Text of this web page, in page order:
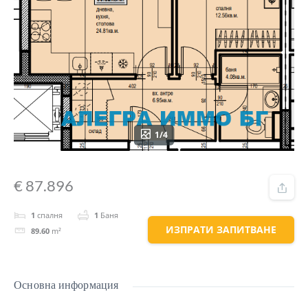
1/4
€ 87.896
1 спалня 1 Баня
89.60 m² ИЗПРАТИ ЗАПИТВАНЕ
Основна информация